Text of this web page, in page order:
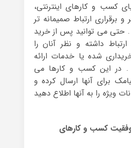
کسب و کارهای اینترنتی،
برقراری ارتباط صمیمانه تر
حتی می توانید پس از خرید
داشته و نظر آنان را
شده یا خدمات ارائه
. در این کسب و کارها می
برای آنها ارسال کرده و
ویژه را به آنها اطلاع دهید
کسب و کارهای